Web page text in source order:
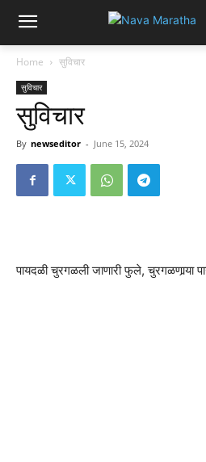
Home सुविचार
सुविचार
सुविचार
By newseditor - June 15, 2024
पायदळी चुरगळली जाणारी फुले, चुरगळणार्‍या